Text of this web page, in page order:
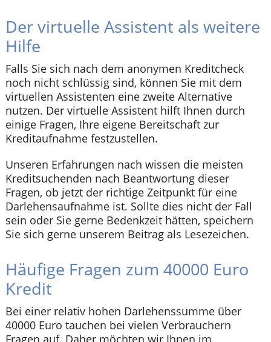
Der virtuelle Assistent als weitere
Hilfe
Falls Sie sich nach dem anonymen Kreditcheck
noch nicht schlüssig sind, können Sie mit dem
virtuellen Assistenten eine zweite Alternative
nutzen. Der virtuelle Assistent hilft Ihnen durch
einige Fragen, Ihre eigene Bereitschaft zur
Kreditaufnahme festzustellen.
Unseren Erfahrungen nach wissen die meisten
Kreditsuchenden nach Beantwortung dieser
Fragen, ob jetzt der richtige Zeitpunkt für eine
Darlehensaufnahme ist. Sollte dies nicht der Fall
sein oder Sie gerne Bedenkzeit hätten, speichern
Sie sich gerne unserem Beitrag als Lesezeichen.
Häufige Fragen zum 40000 Euro
Kredit
Bei einer relativ hohen Darlehenssumme über
40000 Euro tauchen bei vielen Verbrauchern